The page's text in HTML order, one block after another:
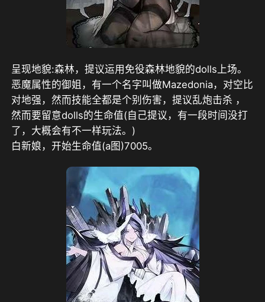
呈现地貌:森林，提议运用免役森林地貌的dolls上场。
恶魔属性的御姐，有一个名字叫做Mazedonia，对空比
对地强，然而技能全都是个别伤害，提议乱炮击杀 ，
然而要留意dolls的生命值(自己提议，有一段时间没打
了，大概会有不一样玩法。)
白新娘，开始生命值(a图)7005。